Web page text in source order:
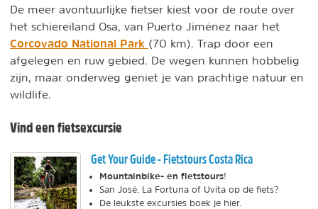
De meer avontuurlijke fietser kiest voor de route over
het schiereiland Osa, van Puerto Jiménez naar het
Corcovado National Park (70 km). Trap door een
afgelegen en ruw gebied. De wegen kunnen hobbelig
zijn, maar onderweg geniet je van prachtige natuur en
wildlife.
Vind een fietsexcursie
Get Your Guide - Fietstours Costa Rica
Mountainbike- en fietstours!
San José, La Fortuna of Uvita op de fiets?
De leukste excursies boek je hier.